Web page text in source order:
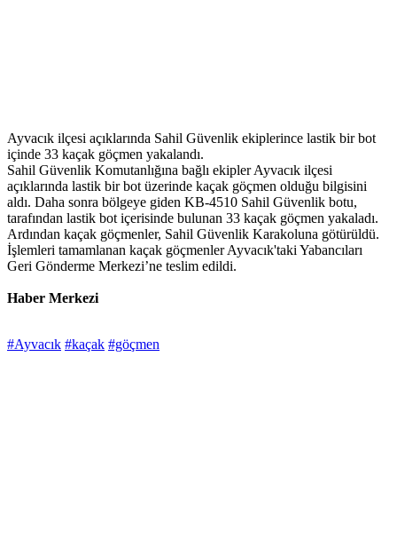
Ayvacık ilçesi açıklarında Sahil Güvenlik ekiplerince lastik bir bot
içinde 33 kaçak göçmen yakalandı.
Sahil Güvenlik Komutanlığına bağlı ekipler Ayvacık ilçesi
açıklarında lastik bir bot üzerinde kaçak göçmen olduğu bilgisini
aldı. Daha sonra bölgeye giden KB-4510 Sahil Güvenlik botu,
tarafından lastik bot içerisinde bulunan 33 kaçak göçmen yakaladı.
Ardından kaçak göçmenler, Sahil Güvenlik Karakoluna götürüldü.
İşlemleri tamamlanan kaçak göçmenler Ayvacık'taki Yabancıları
Geri Gönderme Merkezi’ne teslim edildi.
Haber Merkezi
#Ayvacık #kaçak #göçmen